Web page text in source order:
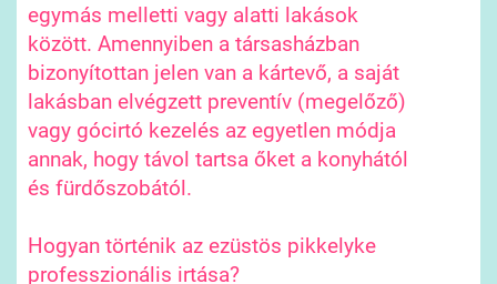
egymás melletti vagy alatti lakások
között. Amennyiben a társasházban
bizonyítottan jelen van a kártevő, a saját
lakásban elvégzett preventív (megelőző)
vagy gócirtó kezelés az egyetlen módja
annak, hogy távol tartsa őket a konyhától
és fürdőszobától.
Hogyan történik az ezüstös pikkelyke
professzionális irtása?